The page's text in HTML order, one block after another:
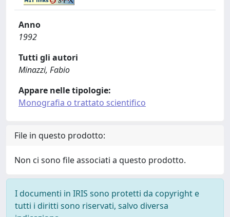
Anno
1992
Tutti gli autori
Minazzi, Fabio
Appare nelle tipologie:
Monografia o trattato scientifico
File in questo prodotto:
Non ci sono file associati a questo prodotto.
I documenti in IRIS sono protetti da copyright e
tutti i diritti sono riservati, salvo diversa